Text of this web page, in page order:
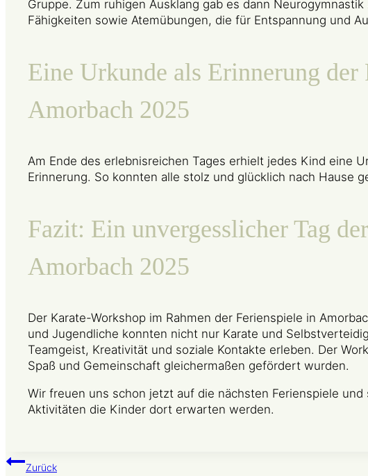
Gruppe. Zum ruhigen Ausklang gab es dann
Fähigkeiten sowie Atemübungen, die für Entspannung und
Eine Urkunde als Erinnerung der
Amorbach 2025
Am Ende des erlebnisreichen Tages erhielt jedes Kind eine
Erinnerung. So konnten alle stolz und glücklich nach Hause
Fazit: Ein unvergesslicher Tag
Amorbach 2025
Der Karate-Workshop im Rahmen der Ferienspiele in
und Jugendliche konnten nicht nur Karate und
Teamgeist, Kreativität und soziale Kontakte erleben. Der
Spaß und Gemeinschaft gleichermaßen gefördert wurden.
Wir freuen uns schon jetzt auf die nächsten Ferienspiele
Aktivitäten die Kinder dort erwarten werden.
Zurück